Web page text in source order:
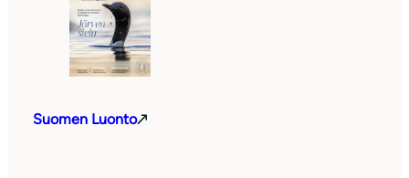
Suomen Luonto